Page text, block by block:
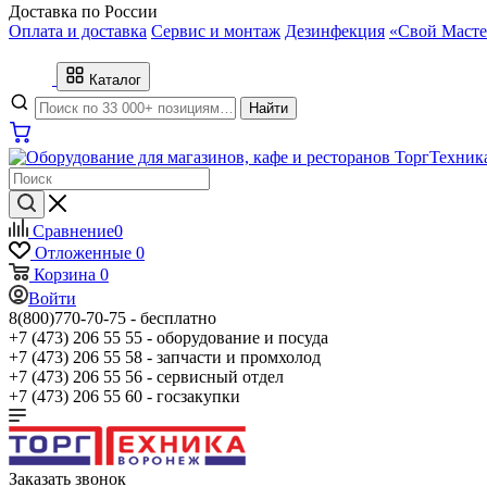
Доставка по России
Оплата и доставка Сервис и монтаж Дезинфекция «Свой
Каталог
Найти
Сравнение0
Отложенные 0
Корзина 0
Войти
8(800)770-70-75 - бесплатно
+7 (473) 206 55 55 - оборудование и посуда
+7 (473) 206 55 58 - запчасти и промхолод
+7 (473) 206 55 56 - сервисный отдел
+7 (473) 206 55 60 - госзакупки
Заказать звонок